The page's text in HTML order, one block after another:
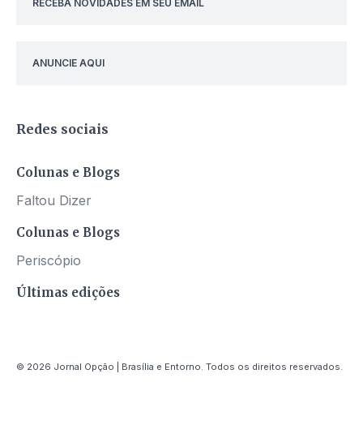
RECEBA NOVIDADES EM SEU EMAIL
ANUNCIE AQUI
Redes sociais
Colunas e Blogs
Faltou Dizer
Colunas e Blogs
Periscópio
Últimas edições
© 2026 Jornal Opção | Brasília e Entorno. Todos os direitos reservados.